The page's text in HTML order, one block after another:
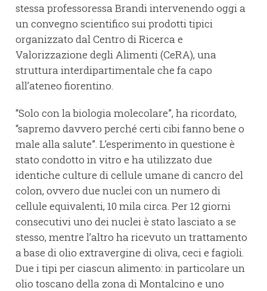
stessa professoressa Brandi intervenendo oggi a
un convegno scientifico sui prodotti tipici
organizzato dal Centro di Ricerca e
Valorizzazione degli Alimenti (CeRA), una
struttura interdipartimentale che fa capo
all’ateneo fiorentino.
“Solo con la biologia molecolare”, ha ricordato,
“sapremo davvero perché certi cibi fanno bene o
male alla salute”. L’esperimento in questione è
stato condotto in vitro e ha utilizzato due
identiche culture di cellule umane di cancro del
colon, ovvero due nuclei con un numero di
cellule equivalenti, 10 mila circa. Per 12 giorni
consecutivi uno dei nuclei è stato lasciato a se
stesso, mentre l’altro ha ricevuto un trattamento
a base di olio extravergine di oliva, ceci e fagioli.
Due i tipi per ciascun alimento: in particolare un
olio toscano della zona di Montalcino e uno